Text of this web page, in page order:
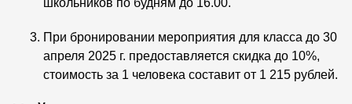
школьников по будням до 16.00.
При бронировании мероприятия для класса до 30
апреля 2025 г. предоставляется скидка до 10%,
стоимость за 1 человека составит от 1 215 рублей.